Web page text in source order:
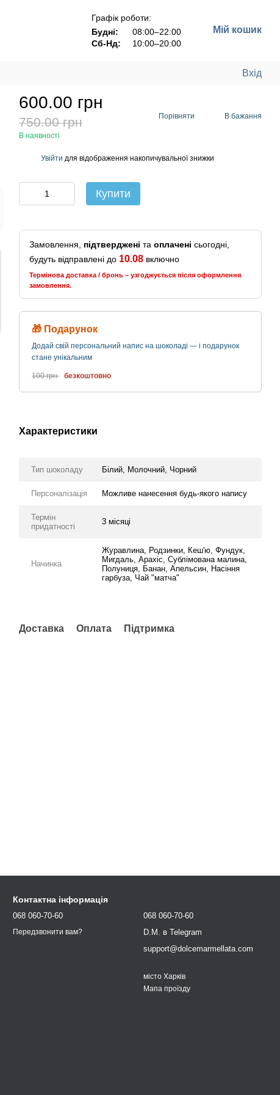
Графік роботи:
Будні:
08:00–22:00
Сб-Нд:
10:00–20:00
Мій кошик
Вхід
600.00 грн
750.00 грн
В наявності
Порівняти В бажання
Увійти для відображення накопичувальної знижки
Купити
Замовлення, підтверджені та оплачені сьогодні,
будуть відправлені до 10.08 включно
Термінова доставка / бронь – узгоджується після оформлення
замовлення.
🎁 Подарунок
Додай свій персональний напис на шоколаді — і подарунок
стане унікальним
100 грн безкоштовно
Характеристики
Тип шоколаду Білий, Молочний, Чорний
Персоналізація Можливе нанесення будь-якого напису
Термін
придатності
3 місяці
Начинка
Журавлина, Родзинки, Кеш'ю, Фундук,
Мигдаль, Арахіс, Сублімована малина,
Полуниця, Банан, Апельсин, Насіння
гарбуза, Чай "матча"
Доставка Оплата Підтримка
Контактна інформація
068 060-70-60
Передзвонити вам?
068 060-70-60
D.M. в Telegram
support@dolcemarmellata.com
місто Харків
Мапа проїзду